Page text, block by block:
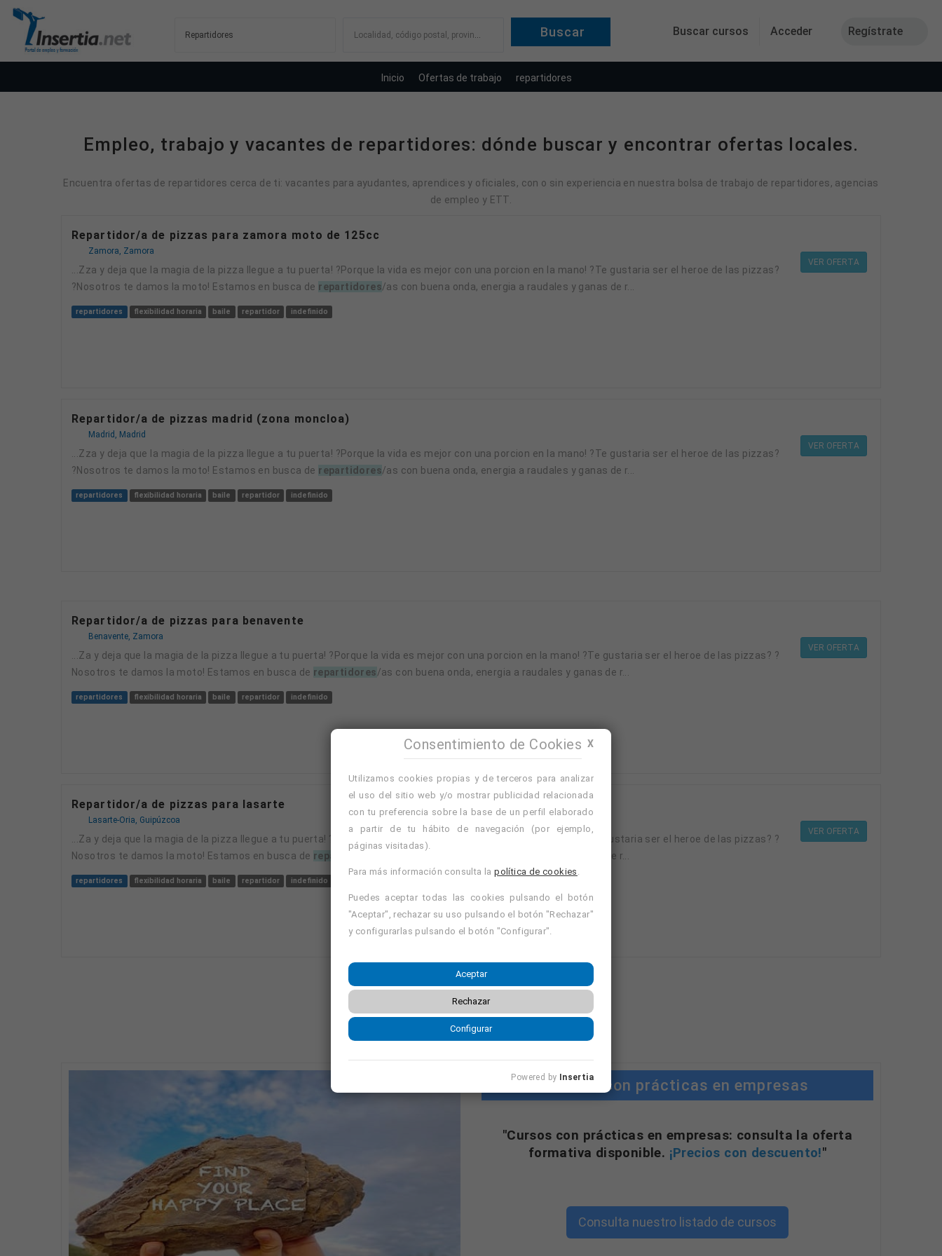
Buscar cursos Acceder Regístrate
Localidad, código postal, provincia
Inicio Ofertas de trabajo repartidores
Empleo, trabajo y vacantes de repartidores: dónde buscar y encontrar ofertas locales.
Encuentra ofertas de repartidores cerca de ti: vacantes para ayudantes, aprendices y oficiales, con o sin experiencia en nuestra bolsa de trabajo de repartidores, agencias
de empleo y ETT.
Repartidor/a de pizzas para zamora moto de 125cc
Zamora, Zamora
...zza y deja que la magia de la pizza llegue a tu puerta! ?Porque la vida es mejor con una porcion en la mano! ?Te gustaria ser el heroe de las pizzas?
?Nosotros te damos la moto! Estamos en busca de repartidores/as con buena onda, energia a raudales y ganas de r...
VER OFERTA
repartidores flexibilidad horaria baile repartidor indefinido
Repartidor/a de pizzas madrid (zona moncloa)
Madrid, Madrid
...zza y deja que la magia de la pizza llegue a tu puerta! ?Porque la vida es mejor con una porcion en la mano! ?Te gustaria ser el heroe de las pizzas?
?Nosotros te damos la moto! Estamos en busca de repartidores/as con buena onda, energia a raudales y ganas de r...
VER OFERTA
repartidores flexibilidad horaria baile repartidor indefinido
Repartidor/a de pizzas para benavente
Benavente, Zamora
...za y deja que la magia de la pizza llegue a tu puerta! ?Porque la vida es mejor con una porcion en la mano! ?Te gustaria ser el heroe de las pizzas? ?
Nosotros te damos la moto! Estamos en busca de repartidores/as con buena onda, energia a raudales y ganas de r...
VER OFERTA
repartidores flexibilidad horaria baile repartidor indefinido
Repartidor/a de pizzas para lasarte
Lasarte-Oria, Guipúzcoa
...za y deja que la magia de la pizza llegue a tu puerta! ?Porque la vida es mejor con una porcion en la mano! ?Te gustaria ser el heroe de las pizzas? ?
Nosotros te damos la moto! Estamos en busca de repartidores /as con buena onda, energia a raudales y ganas de r...
VER OFERTA
repartidores flexibilidad horaria baile repartidor indefinido
Mostrando página 1 de 61 (Total 243)
1 2 3 4 … 61
Cursos con prácticas en empresas
"Cursos con prácticas en empresas: consulta la oferta
formativa disponible. ¡Precios con descuento!"
Consulta nuestro listado de cursos
X
Consentimiento de Cookies
Utilizamos cookies propias y de terceros para analizar
el uso del sitio web y/o mostrar publicidad relacionada
con tu preferencia sobre la base de un perfil elaborado
a partir de tu hábito de navegación (por ejemplo,
páginas visitadas).
Para más información consulta lapolítica de cookies .
Puedes aceptar todas las cookies pulsando el botón
"Aceptar", rechazar su uso pulsando el botón "Rechazar"
y configurarlas pulsando el botón "Configurar".
Aceptar
Rechazar
Configurar
Powered by Insertia